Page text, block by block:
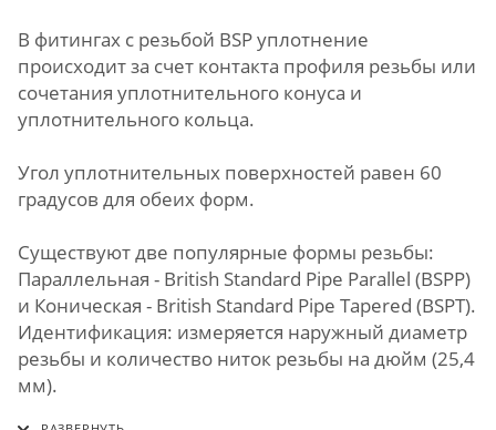
В фитингах с резьбой BSP уплотнение
происходит за счет контакта профиля резьбы или
сочетания уплотнительного конуса и
уплотнительного кольца.
Угол уплотнительных поверхностей равен 60
градусов для обеих форм.
Существуют две популярные формы резьбы:
Параллельная - British Standard Pipe Parallel (BSPP)
и Коническая - British Standard Pipe Tapered (BSPT).
Идентификация: измеряется наружный диаметр
резьбы и количество ниток резьбы на дюйм (25,4
мм).